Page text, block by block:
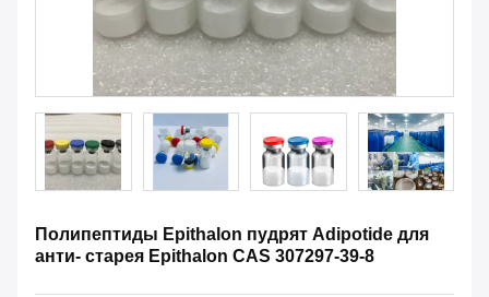
Полипептиды Epithalon пудрят Adipotide для
анти- старея Epithalon CAS 307297-39-8